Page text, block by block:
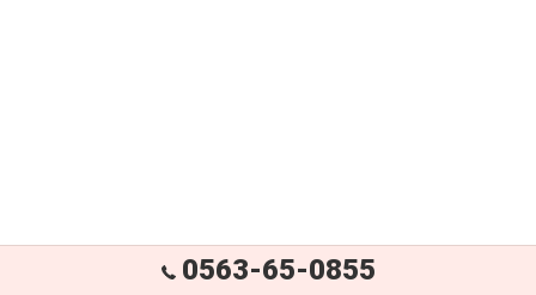
0563-65-0855